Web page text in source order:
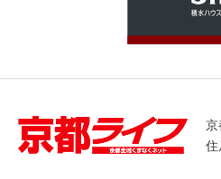
京
住